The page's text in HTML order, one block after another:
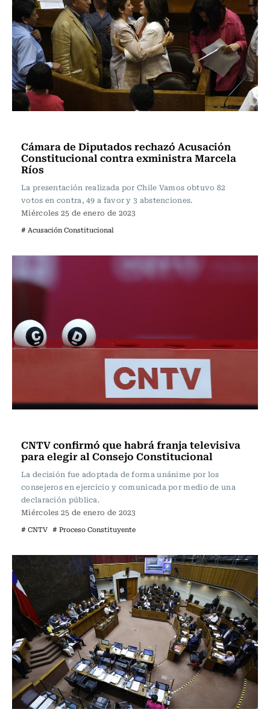
Cámara de Diputados rechazó Acusación
Constitucional contra exministra Marcela
Ríos
La presentación realizada por Chile Vamos obtuvo 82
votos en contra, 49 a favor y 3 abstenciones.
Miércoles 25 de enero de 2023
# Acusación Constitucional
CNTV confirmó que habrá franja televisiva
para elegir al Consejo Constitucional
La decisión fue adoptada de forma unánime por los
consejeros en ejercicio y comunicada por medio de una
declaración pública.
Miércoles 25 de enero de 2023
# CNTV # Proceso Constituyente